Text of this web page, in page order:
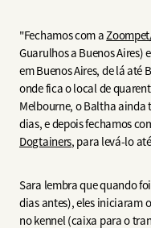
"Fechamos com a
Guarulhos a Buenos Aires)
em Buenos Aires, de lá até
onde fica o local de
Melbourne, o Baltha ainda
dias, e depois fechamos
Dogtainers, para levá-lo
Sara lembra que quando
dias antes), eles iniciaram
no kennel (caixa para o